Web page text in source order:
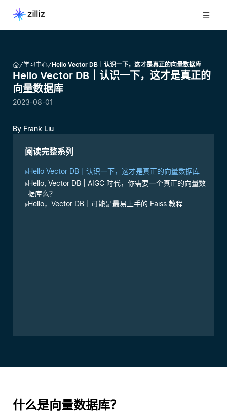
学习中心 Hello Vector DB｜认识一下，这才是真正的向量数据库
Hello Vector DB｜认识一下，这才是真正的
向量数据库
2023-08-01
By Frank Liu
阅读完整系列
Hello Vector DB｜认识一下，这才是真正的向量数据库
Hello, Vector DB | AIGC 时代，你需要一个真正的向量数
据库么？
Hello，Vector DB｜可能是最易上手的 Faiss 教程
什么是向量数据库？